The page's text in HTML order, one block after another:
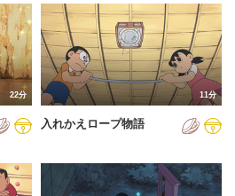
22分 11分
入れかえロープ物語